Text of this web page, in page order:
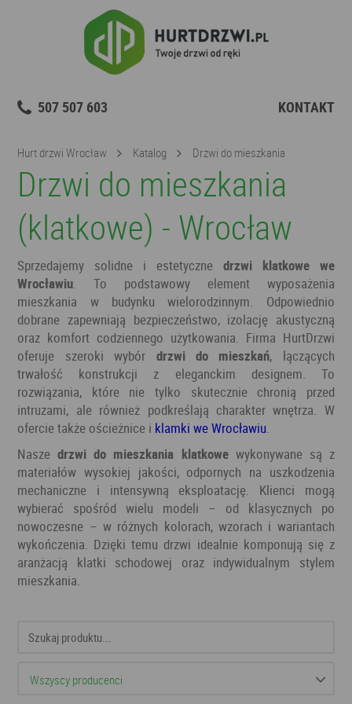
507 507 603 KONTAKT
Hurt drzwi Wrocław Katalog Drzwi do mieszkania
Drzwi do mieszkania
(klatkowe) - Wrocław
Sprzedajemy solidne i estetyczne drzwi klatkowe we
Wrocławiu. To podstawowy element wyposażenia
mieszkania w budynku wielorodzinnym. Odpowiednio
dobrane zapewniają bezpieczeństwo, izolację akustyczną
oraz komfort codziennego użytkowania. Firma HurtDrzwi
oferuje szeroki wybór drzwi do mieszkań, łączących
trwałość konstrukcji z eleganckim designem. To
rozwiązania, które nie tylko skutecznie chronią przed
intruzami, ale również podkreślają charakter wnętrza. W
ofercie także ościeżnice i klamki we Wrocławiu.
Naszedrzwi do mieszkania klatkowe wykonywane są z
materiałów wysokiej jakości, odpornych na uszkodzenia
mechaniczne i intensywną eksploatację. Klienci mogą
wybierać spośród wielu modeli – od klasycznych po
nowoczesne – w różnych kolorach, wzorach i wariantach
wykończenia. Dzięki temu drzwi idealnie komponują się z
aranżacją klatki schodowej oraz indywidualnym stylem
mieszkania.